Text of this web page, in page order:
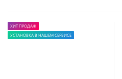
ХИТ ПРОДАЖ
УСТАНОВКА В НАШЕМ СЕРВИСЕ